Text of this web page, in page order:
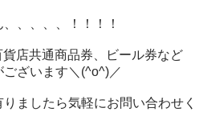
、、、、！！！！
店共通商品券、ビール券など
ざいます＼(^o^)／
ましたら気軽にお問い合わせく